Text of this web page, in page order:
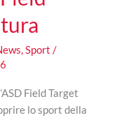
,Sport /
Field Target
lo sport della